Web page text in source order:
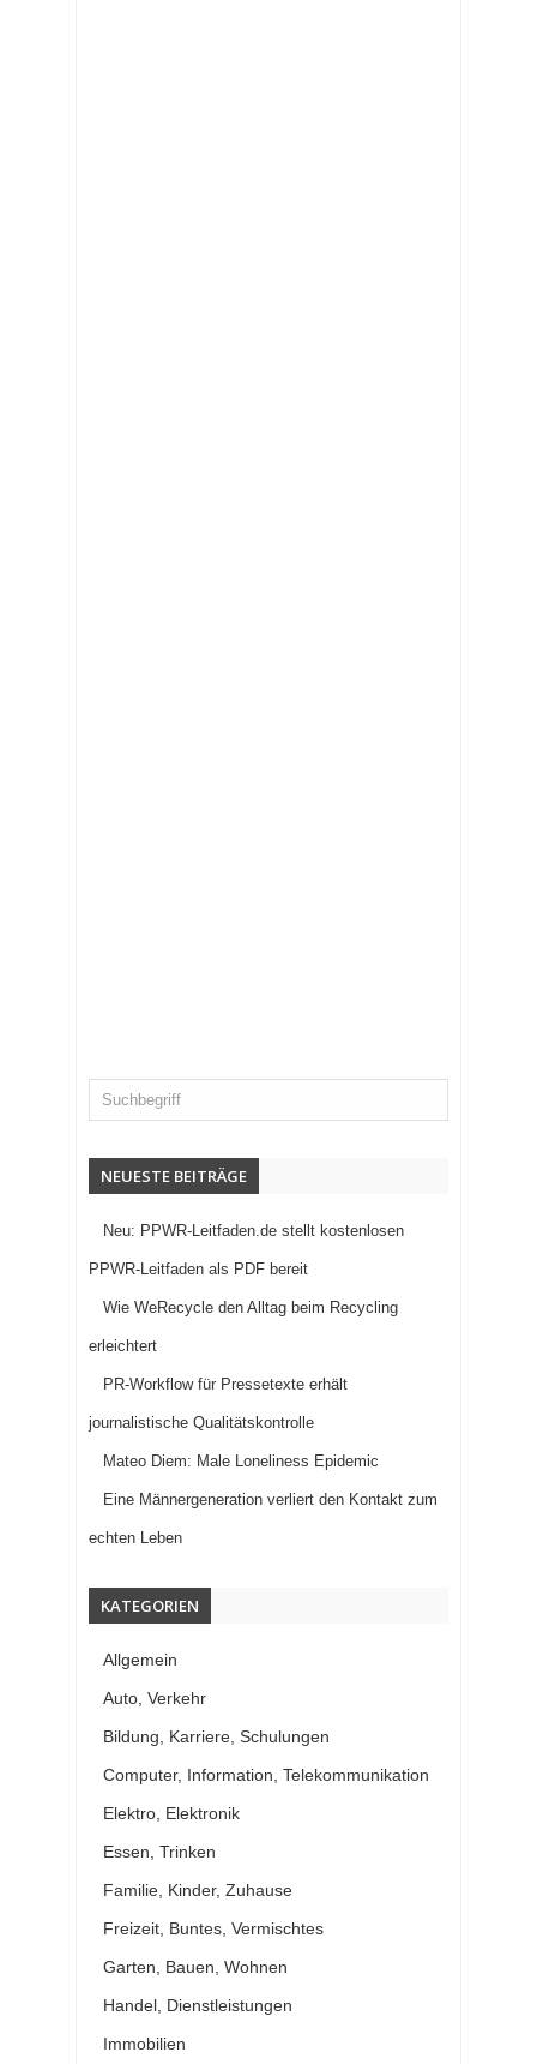
NEUESTE BEITRÄGE
Neu: PPWR-Leitfaden.de stellt kostenlosen
PPWR-Leitfaden als PDF bereit
Wie WeRecycle den Alltag beim Recycling
erleichtert
PR-Workflow für Pressetexte erhält
journalistische Qualitätskontrolle
Mateo Diem: Male Loneliness Epidemic
Eine Männergeneration verliert den Kontakt zum
echten Leben
KATEGORIEN
Allgemein
Auto, Verkehr
Bildung, Karriere, Schulungen
Computer, Information, Telekommunikation
Elektro, Elektronik
Essen, Trinken
Familie, Kinder, Zuhause
Freizeit, Buntes, Vermischtes
Garten, Bauen, Wohnen
Handel, Dienstleistungen
Immobilien